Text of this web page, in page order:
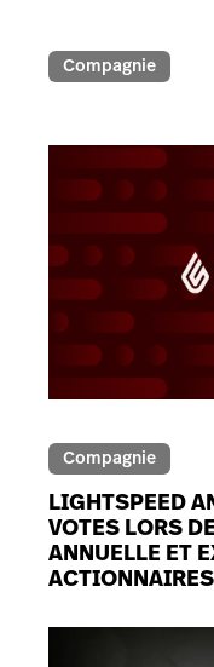
Compagnie
Compagnie
LIGHTSPEED
VOTES LORS
ANNUELLE ET
ACTIONNAIRES